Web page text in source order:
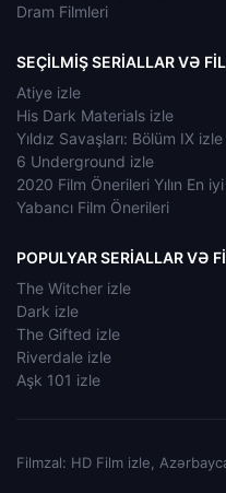
Dram Filmleri
SEÇILMIŞ SERIALLAR VƏ
Atiye izle
His Dark Materials izle
Yıldız Savaşları: Bölüm IX izle
6 Underground izle
2020 Film Önerileri Yılın En iyi
Yabancı Film Önerileri
POPULYAR SERIALLAR VƏ
The Witcher izle
Dark izle
The Gifted izle
Riverdale izle
Aşk 101 izle
Filmzal: HD Film izle,